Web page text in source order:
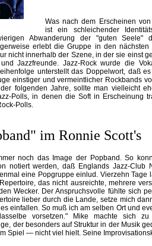
Was nach dem Erscheinen
ist ein schleichender
Abwanderung der "guten Seele"
erlebt die Gruppe in den
nicht innerhalb der Szene, in der sie einst
Jazzfreunde. Jazz-Rock wurde die
unterstellt das Doppelwort, daß
einstiger und vermeintlicher Rockbands
folgenden Jahre, sollte man vielleicht
Polls, in denen die Soft in Erscheinung
Polls.
im Ronnie Scott's
noch das Image der Popband. So
notiert werden, daß Englands Jazz-Club
eine Popgruppe einlud. Vierzehn Tage
das nicht ausreichte, mehrere
Wecker. Der Anspruchsvolle fühlte sich
lieber durch die Lande, setze mich
einfallen. So muß ich am selben Ort und
vorsetzen." Mike machte sich zu
der besonders auf Struktur in der Musik
Spiel — nicht viel hielt. Seine